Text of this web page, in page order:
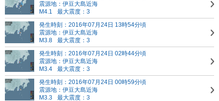
震源地：伊豆大島近海
M4.1
最大震度：3
発生時刻：2016年07月24日 13時54分頃
震源地：伊豆大島近海
M3.8
最大震度：3
発生時刻：2016年07月24日 02時44分頃
震源地：伊豆大島近海
M3.4
最大震度：3
発生時刻：2016年07月24日 00時59分頃
震源地：伊豆大島近海
M3.3
最大震度：3